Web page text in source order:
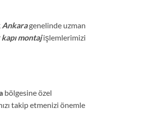
Ankaragenelinde uzman
montajişlemlerimizi
bölgesine özel
takip etmenizi önemle